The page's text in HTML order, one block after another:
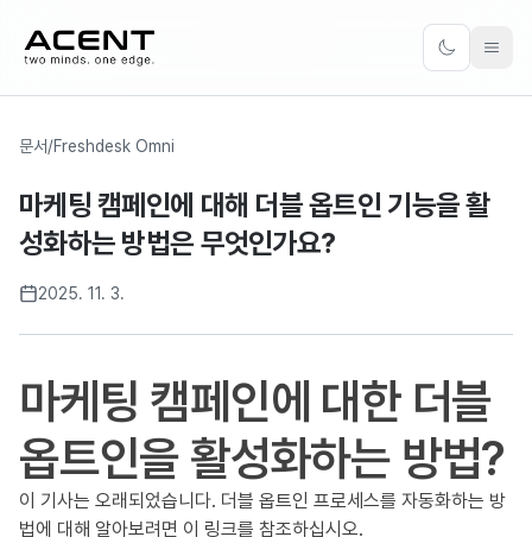
ACENT
Toggle
문서/Freshdesk Omni
마케팅 캠페인에 대해 더블 옵트인 기능을 활
성화하는 방법은 무엇인가요?
2025. 11. 3.
마케팅 캠페인에 대한 더블
옵트인을 활성화하는 방법?
이 기사는 오래되었습니다. 더블 옵트인 프로세스를 자동화하는 방
법에 대해 알아보려면 이 링크를 참조하십시오.